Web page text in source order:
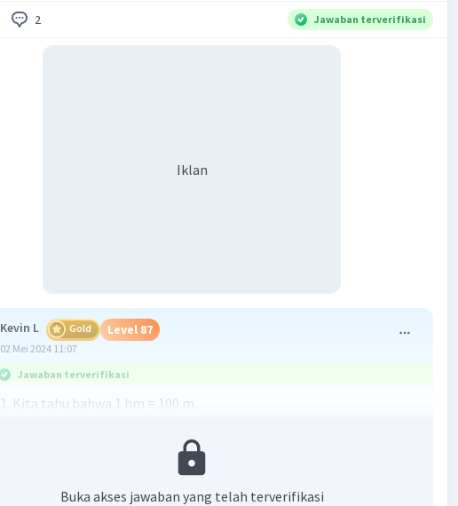
2 Jawaban terverifikasi
Iklan
Kevin L Gold Level 87
02 Mei 2024 11:07
Jawaban terverifikasi
1. Kita tahu bahwa 1 hm = 100 m
3. Selanjutnya, kita konversi 3400 m ke mm
5. Jadi, 3400 m = 3400 x 1000 mm = 3,400,000 mm
Buka akses jawaban yang telah terverifikasi